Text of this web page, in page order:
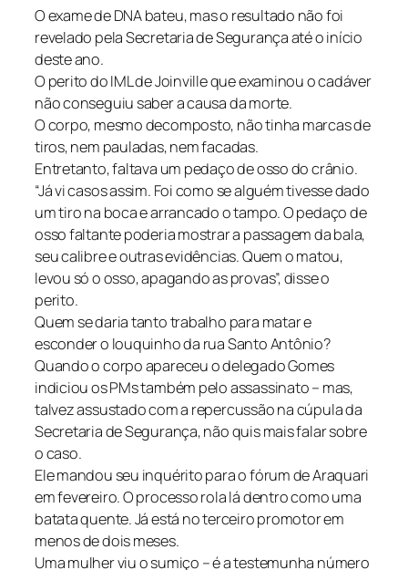
O exame de DNA bateu, mas o resultado não foi
revelado pela Secretaria de Segurança até o início
deste ano.
O perito do IML de Joinville que examinou o cadáver
não conseguiu saber a causa da morte.
O corpo, mesmo decomposto, não tinha marcas de
tiros, nem pauladas, nem facadas.
Entretanto, faltava um pedaço de osso do crânio.
“Já vi casos assim. Foi como se alguém tivesse dado
um tiro na boca e arrancado o tampo. O pedaço de
osso faltante poderia mostrar a passagem da bala,
seu calibre e outras evidências. Quem o matou,
levou só o osso, apagando as provas”, disse o
perito.
Quem se daria tanto trabalho para matar e
esconder o louquinho da rua Santo Antônio?
Quando o corpo apareceu o delegado Gomes
indiciou os PMs também pelo assassinato – mas,
talvez assustado com a repercussão na cúpula da
Secretaria de Segurança, não quis mais falar sobre
o caso.
Ele mandou seu inquérito para o fórum de Araquari
em fevereiro. O processo rola lá dentro como uma
batata quente. Já está no terceiro promotor em
menos de dois meses.
Uma mulher viu o sumiço – é a testemunha número